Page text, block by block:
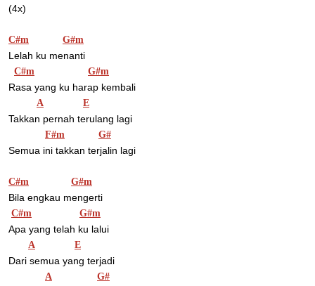
(4x)
C#m G#m
Lelah ku menanti
C#m G#m
Rasa yang ku harap kembali
A E
Takkan pernah terulang lagi
F#m G#
Semua ini takkan terjalin lagi
C#m G#m
Bila engkau mengerti
C#m G#m
Apa yang telah ku lalui
A E
Dari semua yang terjadi
A G#